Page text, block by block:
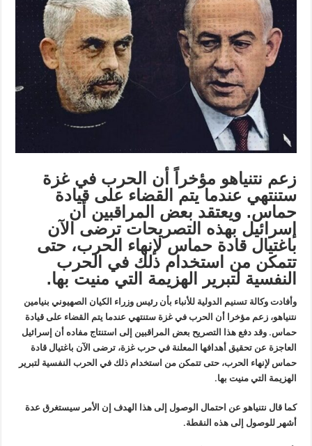
زعم نتنياهو مؤخراً أن الحرب في غزة
ستنتهي عندما يتم القضاء على قيادة
حماس. ويعتقد بعض المراقبين أن
إسرائيل بهذه التصريحات ترضى الآن
باغتيال قادة حماس لإنهاء الحرب، حتى
تتمكن من استخدام ذلك في الحرب
النفسية لتبرير الهزيمة التي منيت بها.
وأفادت وكالة تسنيم الدولية للأنباء بأن رئيس وزراء الكيان الصهيوني بنيامين
نتنياهو، زعم مؤخرا أن الحرب في غزة ستنتهي عندما يتم القضاء على قيادة
حماس. وقد دفع هذا التصريح بعض المراقبين إلى استنتاج مفاده أن إسرائيل
العاجزة عن تحقيق أهدافها المعلنة في حرب غزة، ترضى الآن باغتيال قادة
حماس لإنهاء الحرب، حتى تتمكن من استخدام ذلك في الحرب النفسية لتبرير
الهزيمة التي منيت بها.
كما قال نتنياهو عن احتمال الوصول إلى هذا الهدف إن الأمر سيستغرق عدة
أشهر للوصول إلى هذه النقطة.